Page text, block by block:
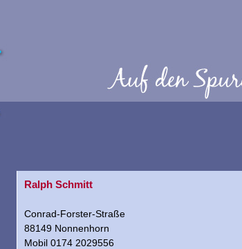
Ralph Schmitt
Conrad-Forster-Straße
88149 Nonnenhorn
Mobil 0174 2029556